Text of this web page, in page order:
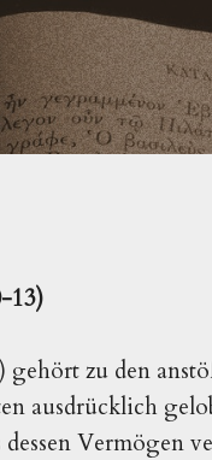
13)
zu den
ausdrücklich
Vermögen